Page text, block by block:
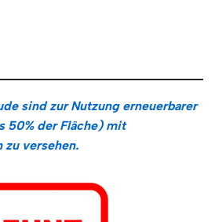
sind zur Nutzung erneuerbarer
50% der Fläche) mit
versehen.